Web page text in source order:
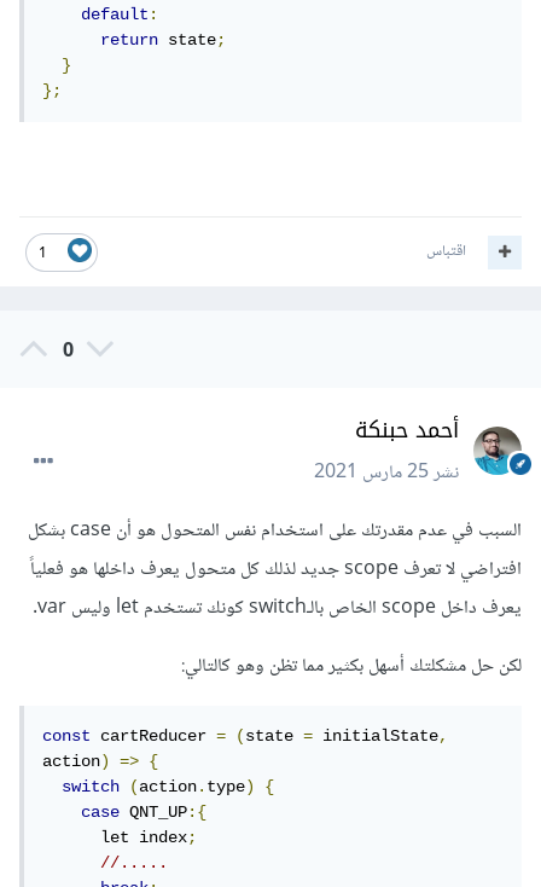
default:
return state;
}
};
1 اقتباس
0
أحمد حبنكة
نشر25 مارس 2021
السبب في عدم مقدرتك على استخدام نفس المتحول هو أن case بشكل
افتراضي لا تعرف scope جديد لذلك كل متحول يعرف داخلها هو فعلياً
يعرف داخل scope الخاص بالـswitch كونك تستخدم let وليس var.
لكن حل مشكلتك أسهل بكثير مما تظن وهو كالتالي:
const cartReducer = (state = initialState,
action) =>
{
switch
(action.type)
{
case QNT_UP:{
      let index
;
//.....